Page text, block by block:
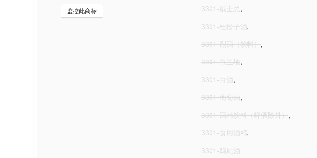
监控此商标
3301-威士忌,
3301-杜松子酒,
3301-烈酒（饮料）,
3301-白兰地,
3301-白酒,
3301-葡萄酒,
3301-酒精饮料（啤酒除外）,
3301-食用酒精,
3301-鸡尾酒